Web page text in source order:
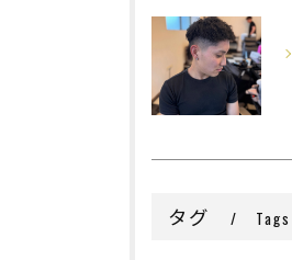
タグ Tags